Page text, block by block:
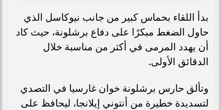
بدأ اللقاء بحماس كبير من جانب نيوكاسل الذي
حاول الضغط مبكرًا على دفاع برشلونة، حيث كاد
أن يهدد المرمى في أكثر من مناسبة خلال
الدقائق الأولى.
وتألق حارس برشلونة خوان غارسيا في التصدي
لتسديدة خطيرة من أنتوني إيلانجا، ليحافظ على